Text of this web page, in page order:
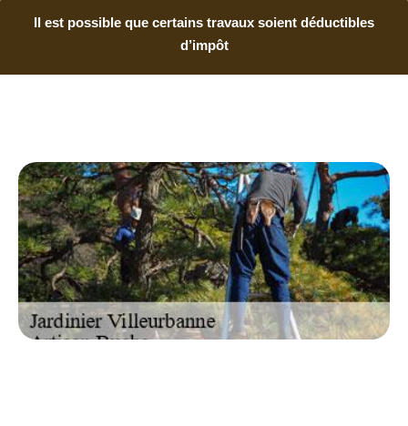
Il est possible que certains travaux soient déductibles
d’impôt